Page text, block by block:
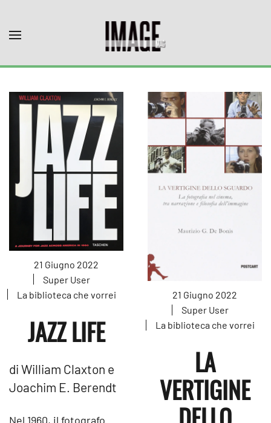
Skip to main content
21 Giugno 2022
Super User
La biblioteca che vorrei
JAZZ LIFE
di William Claxton e
Joachim E. Berendt
Nel 1960, il fotografo
21 Giugno 2022
Super User
La biblioteca che vorrei
LA
VERTIGINE